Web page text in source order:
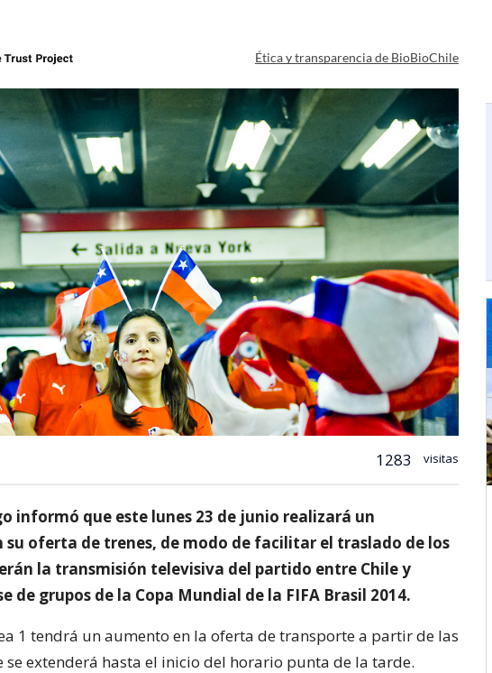
Ética y transparencia de BioBioChile
1283 visitas
informó que este lunes 23 de junio realizará un
oferta de trenes, de modo de facilitar el traslado de los
la transmisión televisiva del partido entre Chile y
de grupos de la Copa Mundial de la FIFA Brasil 2014.
1 tendrá un aumento en la oferta de transporte a partir de las
se extenderá hasta el inicio del horario punta de la tarde.